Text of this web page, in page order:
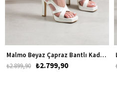
Malmo Beyaz Çapraz Bantlı Kadın Platform Topuklu Gelinlik Ayakkabısı
₺2.799,90
₺2.899,90